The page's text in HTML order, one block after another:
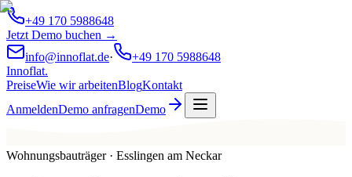
+49 170 5988648
Jetzt Demo buchen →
info@innoflat.de·
+49 170 5988648
Innoflat.
PreiseWie wir arbeitenBlogKontakt
AnmeldenDemo anfragenDemo
Wohnungsbauträger · Esslingen am Neckar